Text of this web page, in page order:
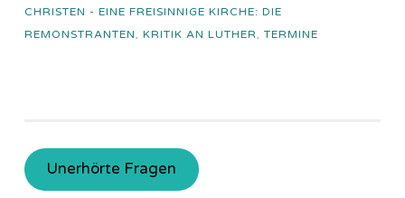
CHRISTEN - EINE FREISINNIGE KIRCHE: DIE
REMONSTRANTEN, KRITIK AN LUTHER, TERMINE
Unerhörte Fragen